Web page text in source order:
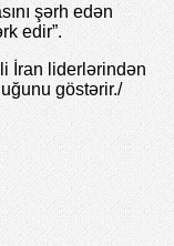
şərh edən
edir”.
İran liderlərindən
göstərir./